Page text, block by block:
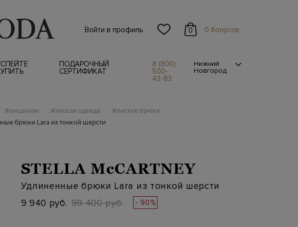
Войти в профиль 0 0 бонусов
ПОДАРОЧНЫЙ
СЕРТИФИКАТ
8 (800)
500-
43-83
Нижний
Новгород
Женщинам / Женская одежда / Женские брюки
брюки Lara из тонкой шерсти
STELLA McCARTNEY
Удлиненные брюки Lara из тонкой шерсти
9 940 руб. 99 400 руб. - 90%